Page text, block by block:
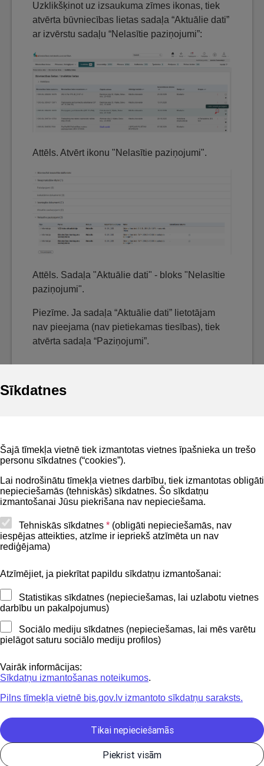
Sīkdatnes
Šajā tīmekļa vietnē tiek izmantotas vietnes īpašnieka un trešo
personu sīkdatnes (“cookies”).
Lai nodrošinātu tīmekļa vietnes darbību, tiek izmantotas obligāti
nepieciešamās (tehniskās) sīkdatnes. Šo sīkdatņu
izmantošanai Jūsu piekrišana nav nepieciešama.
Tehniskās sīkdatnes * (obligāti nepieciešamās, nav
iespējas atteikties, atzīme ir iepriekš atzīmēta un nav
rediģējama)
Atzīmējiet, ja piekrītat papildu sīkdatņu izmantošanai:
Statistikas sīkdatnes (nepieciešamas, lai uzlabotu vietnes
darbību un pakalpojumus)
Sociālo mediju sīkdatnes (nepieciešamas, lai mēs varētu
pielāgot saturu sociālo mediju profilos)
Vairāk informācijas:
Sīkdatņu izmantošanas noteikumos.
Pilns tīmekļa vietnē bis.gov.lv izmantoto sīkdatņu saraksts.
Piekrist visām
Tikai nepieciešamās
Uzklikšķinot uz izsaukuma zīmes ikonas, tiek
atvērta būvniecības lietas sadaļa “Aktuālie dati”
ar izvērstu sadaļu “Nelasītie paziņojumi”:
Attēls. Atvērt ikonu "Nelasītie paziņojumi".
Attēls. Sadaļa "Aktuālie dati" - bloks "Nelasītie
paziņojumi".
Piezīme. Ja sadaļa “Aktuālie dati” lietotājam
nav pieejama (nav pietiekamas tiesības), tiek
atvērta sadaļa “Paziņojumi”.
Privātuma politika
Lapas karte
Piekļūstamības paziņojums
Kontakti
BIS atbalsta dienesta tālrunis:
Sekojiet mums
Lejupielādejiet